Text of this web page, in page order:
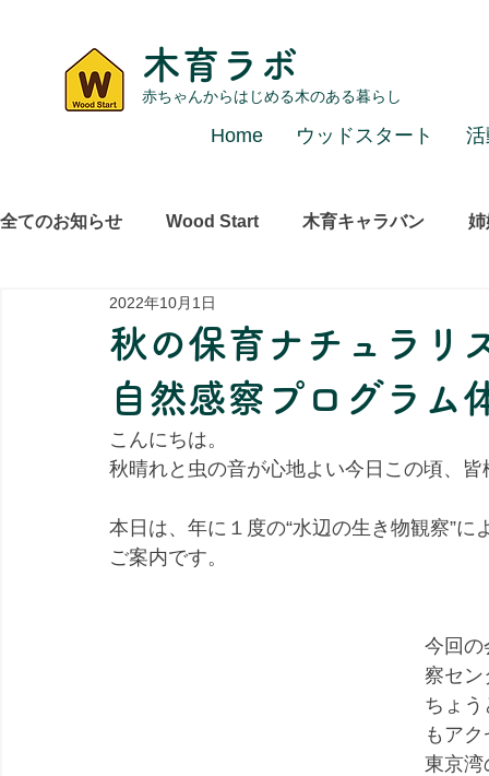
木育ラボ
赤ちゃんからはじめる木のある暮らし
Home ウッドスタート
全てのお知らせ Wood Start 木育キャラバン 姉
レポート その他
秋の保育ナチ
自然感察プログラ
2022年10月1日
こんにちは。
秋晴れと虫の音が心地よい今日この頃、
本日は、年に１度の“水辺の生き物観察”
ご案内です。
今回の
察セン
ちょ
もア
東京湾